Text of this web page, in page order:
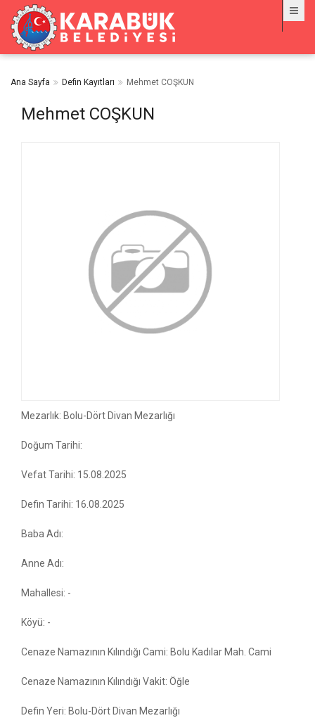
Ana Sayfa Defin Kayıtları Mehmet COŞKUN
Mehmet COŞKUN
Mezarlık: Bolu-Dört Divan Mezarlığı
Doğum Tarihi:
Vefat Tarihi: 15.08.2025
Defin Tarihi: 16.08.2025
Baba Adı:
Anne Adı:
Mahallesi: -
Köyü: -
Cenaze Namazının Kılındığı Cami: Bolu Kadılar Mah. Cami
Cenaze Namazının Kılındığı Vakit: Öğle
Defin Yeri: Bolu-Dört Divan Mezarlığı